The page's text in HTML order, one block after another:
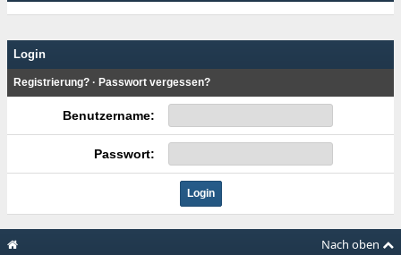
Login
Registrierung? · Passwort vergessen?
Benutzername:
Passwort:
Nach oben